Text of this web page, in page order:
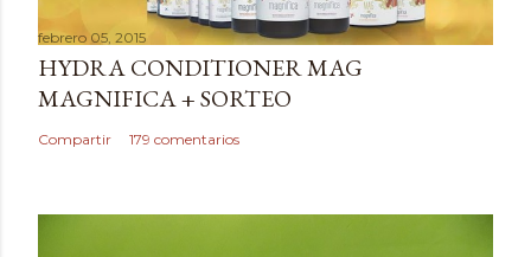
a
r
u
n
c
febrero 05, 2015
HYDRA CONDITIONER MAG
MAGNIFICA + SORTEO
Compartir 179 comentarios